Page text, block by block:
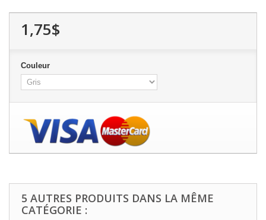
1,75$
Couleur
5 AUTRES PRODUITS DANS LA MÊME
CATÉGORIE :